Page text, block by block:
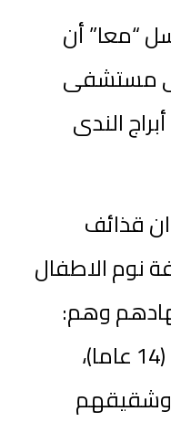
“معا” أن
مستشفى
الندى
قذائف
نوم الاطفال
وهم:
احمد اسماعيل ابو مسلم (14 عاما)،
(13عاما)، وشقيقهم